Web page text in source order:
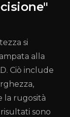
si
alla
Ciò include
la rugosità
sono